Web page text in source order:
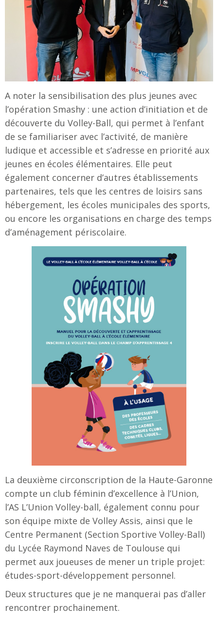
A noter la sensibilisation des plus jeunes avec
l’opération Smashy : une action d’initiation et de
découverte du Volley-Ball, qui permet à l’enfant
de se familiariser avec l’activité, de manière
ludique et accessible et s’adresse en priorité aux
jeunes en écoles élémentaires. Elle peut
également concerner d’autres établissements
partenaires, tels que les centres de loisirs sans
hébergement, les écoles municipales des sports,
ou encore les organisations en charge des temps
d’aménagement périscolaire.
La deuxième circonscription de la Haute-Garonne
compte un club féminin d’excellence à l’Union,
l’AS L’Union Volley-ball, également connu pour
son équipe mixte de Volley Assis, ainsi que le
Centre Permanent (Section Sportive Volley-Ball)
du Lycée Raymond Naves de Toulouse qui
permet aux joueuses de mener un triple projet:
études-sport-développement personnel.
Deux structures que je ne manquerai pas d’aller
rencontrer prochainement.